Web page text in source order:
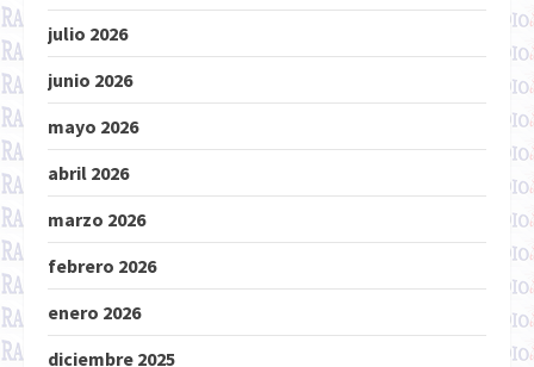
julio 2026
junio 2026
mayo 2026
abril 2026
marzo 2026
febrero 2026
enero 2026
diciembre 2025